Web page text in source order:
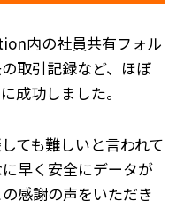
内の社員共有フォル
取引記録など、ほぼ
成功しました。
ても難しいと言われて
早く安全にデータが
感謝の声をいただき